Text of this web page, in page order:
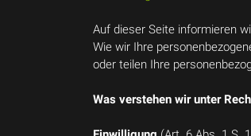
Auf dieser Seite informieren
Wie wir Ihre
oder teilen Ihre
Was verstehen wir unter